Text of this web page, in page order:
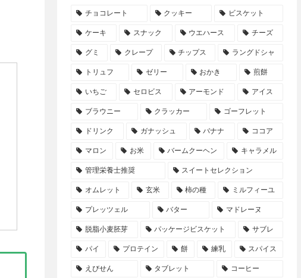
チョコレート クッキー ビスケット
ケーキ スナック ウエハース チーズ
グミ クレープ チップス ラングドシャ
トリュフ ゼリー おかき 煎餅
いちご セロビス アーモンド アイス
ブラウニー クラッカー ゴーフレット
ドリンク ガナッシュ バナナ ココア
マロン お米 バームクーヘン キャラメル
管理栄養士推奨 スイートセレクション
オムレット 玄米 柿の種 ミルフィーユ
プレッツェル バター マドレーヌ
脱脂小麦胚芽 パッケージビスケット サブレ
パイ プロテイン 餅 練乳 スパイス
えびせん タブレット コーヒー